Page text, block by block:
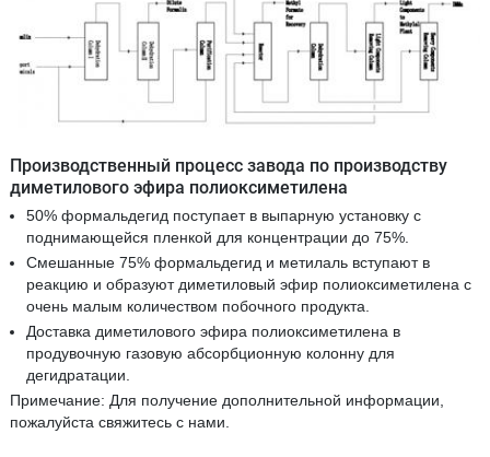
Производственный процесс завода по производству
диметилового эфира полиоксиметилена
50% формальдегид поступает в выпарную установку с
поднимающейся пленкой для концентрации до 75%.
Смешанные 75% формальдегид и метилаль вступают в
реакцию и образуют диметиловый эфир полиоксиметилена с
очень малым количеством побочного продукта.
Доставка диметилового эфира полиоксиметилена в
продувочную газовую абсорбционную колонну для
дегидратации.
Примечание: Для получение дополнительной информации,
пожалуйста свяжитесь с нами.